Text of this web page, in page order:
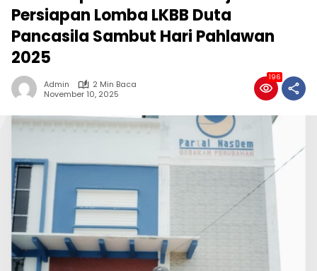
Persiapan Lomba LKBB Duta
Pancasila Sambut Hari Pahlawan
2025
Admin
2 Min Baca
November 10, 2025
196